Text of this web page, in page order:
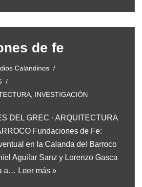
de fe
Calandinos
, INVESTIGACIÓN
DEL GREC · ARQUITECTURA
Fundaciones de Fe:
en la Calanda del Barroco
Aguilar Sanz y Lorenzo Gasca
a… Leer más »